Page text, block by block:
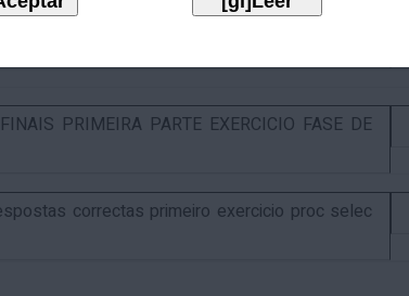
libre designación postos Alcaldía
PRIMEIRA PARTE EXERCICIO FASE DE
correctas primeiro exercicio proc selec